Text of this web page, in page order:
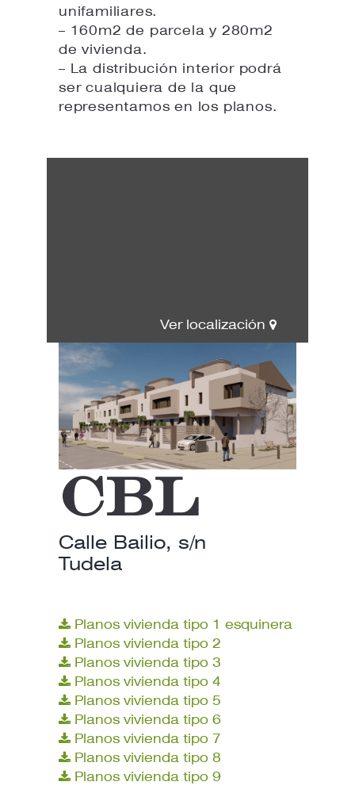
unifamiliares.
– 160m2 de parcela y 280m2
de vivienda.
– La distribución interior podrá
ser cualquiera de la que
representamos en los planos.
Ver localización
CBL
Calle Bailio, s/n
Tudela
Planos vivienda tipo 1 esquinera
Planos vivienda tipo 2
Planos vivienda tipo 3
Planos vivienda tipo 4
Planos vivienda tipo 5
Planos vivienda tipo 6
Planos vivienda tipo 7
Planos vivienda tipo 8
Planos vivienda tipo 9